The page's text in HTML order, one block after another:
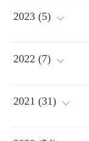
(1)
2023 (5)
(1)
2022 (7)
(1)
2021 (31)